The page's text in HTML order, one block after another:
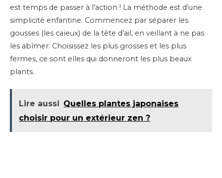
est temps de passer à l’action ! La méthode est d’une
simplicité enfantine. Commencez par séparer les
gousses (les caïeux) de la tête d’ail, en veillant à ne pas
les abîmer. Choisissez les plus grosses et les plus
fermes, ce sont elles qui donneront les plus beaux
plants.
Lire aussi Quelles plantes japonaises
choisir pour un extérieur zen ?